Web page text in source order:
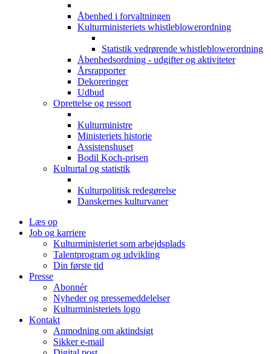
Åbenhed i forvaltningen
Kulturministeriets whistleblowerordning
Statistik vedrørende whistleblowerordning
Åbenhedsordning - udgifter og aktiviteter
Årsrapporter
Dekoreringer
Udbud
Oprettelse og ressort
Kulturministre
Ministeriets historie
Assistenshuset
Bodil Koch-prisen
Kulturtal og statistik
Kulturpolitisk redegørelse
Danskernes kulturvaner
Læs op
Job og karriere
Kulturministeriet som arbejdsplads
Talentprogram og udvikling
Din første tid
Presse
Abonnér
Nyheder og pressemeddelelser
Kulturministeriets logo
Kontakt
Anmodning om aktindsigt
Sikker e-mail